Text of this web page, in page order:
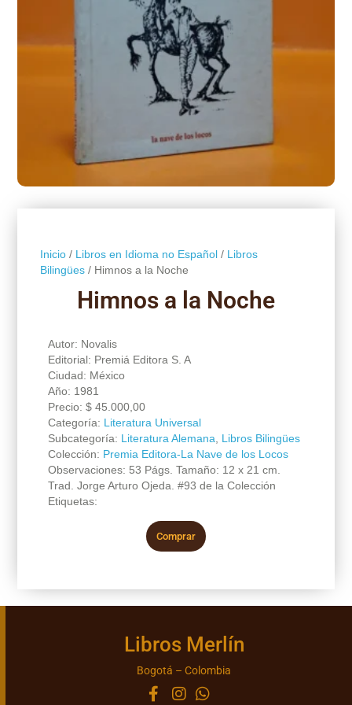
Inicio/ Libros en Idioma no Español/ Libros
Bilingües/ Himnos a la Noche
Himnos a la Noche
Autor: Novalis
Editorial: Premiá Editora S. A
Ciudad: México
Año: 1981
Precio: $45.000,00
Categoría: Literatura Universal
Subcategoría: Literatura Alemana
Libros Bilingües
Colección: Premia Editora-La Nave de los Locos
Observaciones: 53 Págs. Tamaño: 12 x 21 cm.
Trad. Jorge Arturo Ojeda. #93 de la Colección
Etiquetas:
Comprar
Libros Merlín
Bogotá – Colombia